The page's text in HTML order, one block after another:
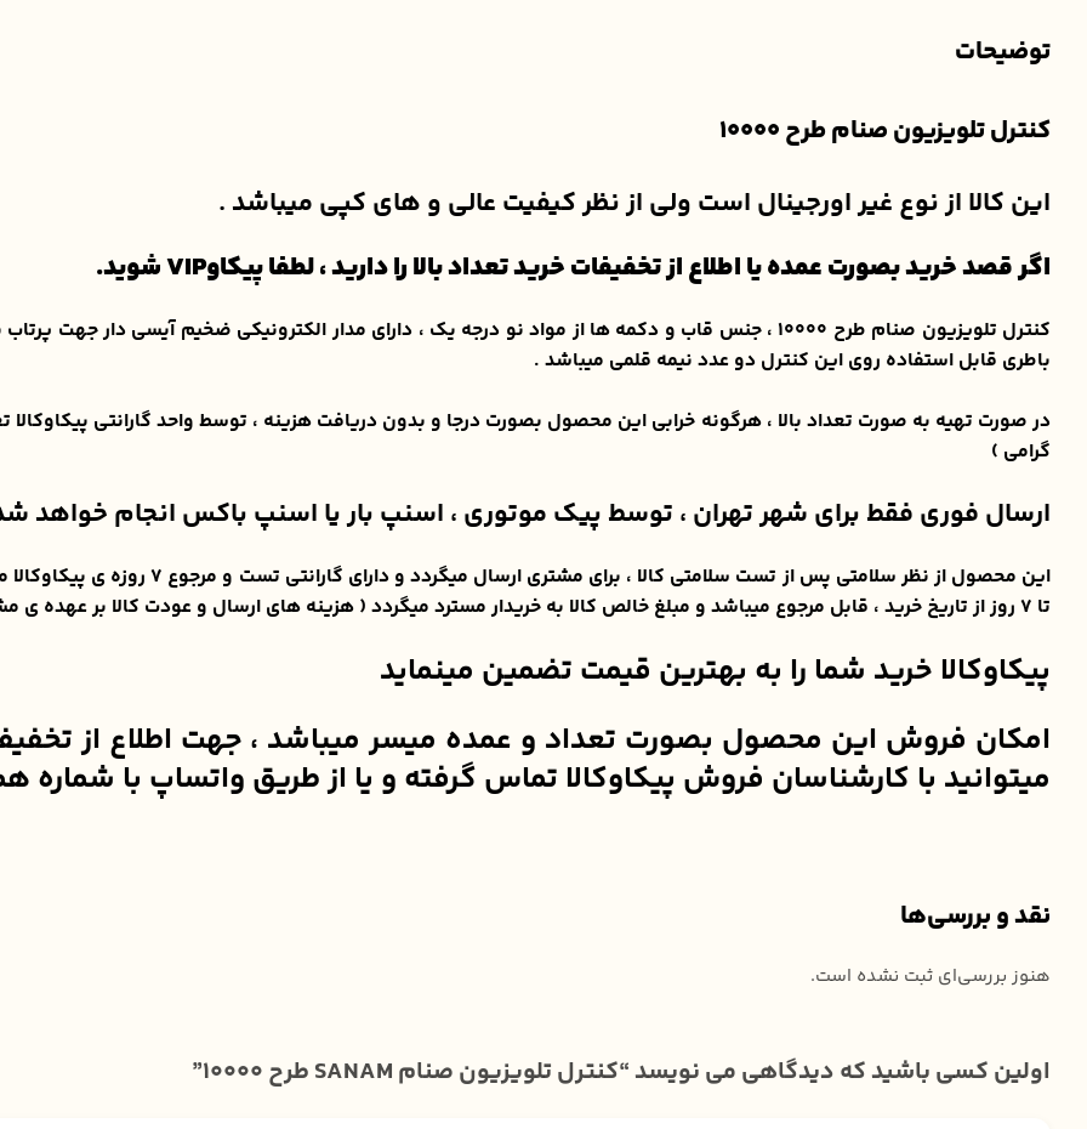
توضیحات
کنترل تلویزیون صنام طرح 10000
این کالا از نوع غیر اورجینال است ولی از نظر کیفیت عالی و های کپی میباشد .
اگر قصد خرید بصورت عمده یا اطلاع از تخفیفات خرید تعداد بالا را دارید ، لطفا پیکاوVIP شوید.
کنترل تلویزیون صنام طرح 10000 ، جنس قاب و دکمه ها از مواد نو درجه یک ، دارای مدار الکترونیکی ضخیم آیسی
باطری قابل استفاده روی این کنترل دو عدد نیمه قلمی میباشد .
در صورت تهیه به صورت تعداد بالا ، هرگونه خرابی این محصول بصورت درجا و بدون دریافت هزینه ، توسط واحد گارانتی
گرامی )
ارسال فوری فقط برای شهر تهران ، توسط پیک موتوری ، اسنپ بار یا اسنپ باکس انجام خواهد
این محصول از نظر سلامتی پس از تست
تا ۷ روز از تاریخ خرید ، قابل مرجوع میباشد و مبلغ خالص کالا به خریدار مسترد میگردد ( هزینه های ارسال و عودت کالا بر عهده ی مشتری محترم میباشد )
پیکاوکالا خرید شما را به بهترین قیمت تضمین مینماید
امکان فروش این محصول بصورت تعداد و عمده میسر میباشد ، جهت اطلاع از
میتوانید با کارشناسان فروش پیکاوکالا تماس گرفته و یا از طریق واتساپ با شماره همراه 09900200515 ارتباط برقرار
نقد و بررسی‌ها
هنوز بررسی‌ای ثبت نشده است.
اولین کسی باشید که دیدگاهی می نویسد “کنترل تلویزیون صنام SANAM طرح 10000”